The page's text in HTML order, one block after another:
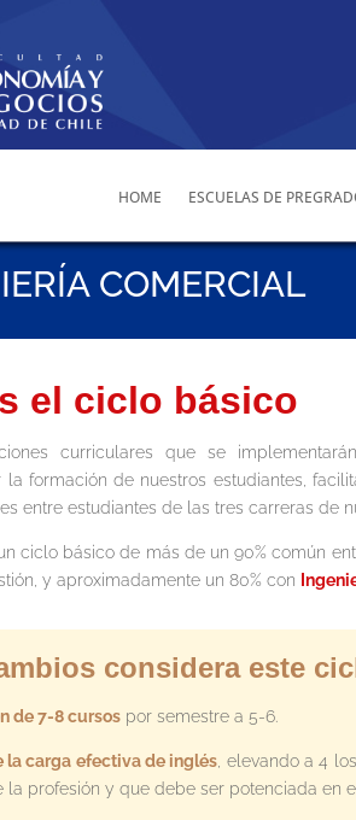
HOME ESCUELAS DE
COMERCIAL
el ciclo básico
curriculares que se
la formación de nuestros estudiantes,
entre estudiantes de las tres carreras de
ciclo básico de más de un 90% común
y aproximadamente un 80% con
considera este
de 7-8 cursos por semestre a 5-6.
la carga efectiva de inglés, elevando a 4
la profesión y que debe ser potenciada en